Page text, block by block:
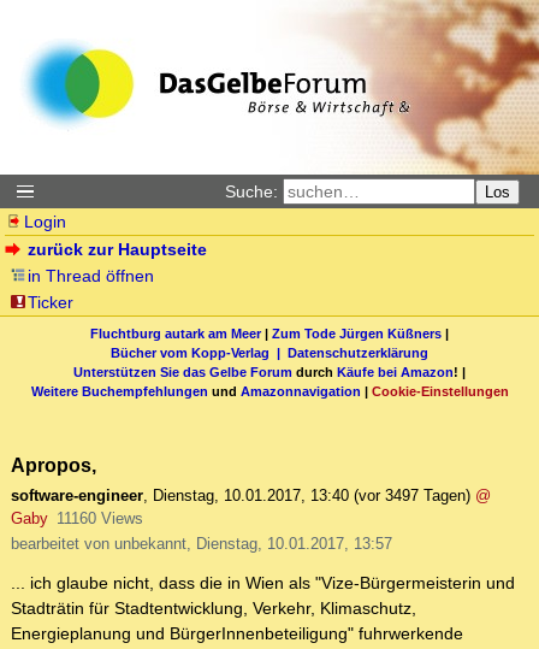
Suche: Los
Login
zurück zur Hauptseite
in Thread öffnen
Ticker
Fluchtburg autark am Meer| Zum Tode Jürgen Küßners |
Bücher vom Kopp-Verlag | Datenschutzerklärung
Unterstützen Sie das Gelbe Forum durch Käufe bei Amazon! |
Weitere Buchempfehlungen und Amazonnavigation | Cookie-Einstellungen
Apropos,
software-engineer, Dienstag, 10.01.2017, 13:40 (vor 3497 Tagen) @
Gaby 11160 Views
bearbeitet von unbekannt, Dienstag, 10.01.2017, 13:57
... ich glaube nicht, dass die in Wien als "Vize-Bürgermeisterin und
Stadträtin für Stadtentwicklung, Verkehr, Klimaschutz,
Energieplanung und BürgerInnenbeteiligung" fuhrwerkende